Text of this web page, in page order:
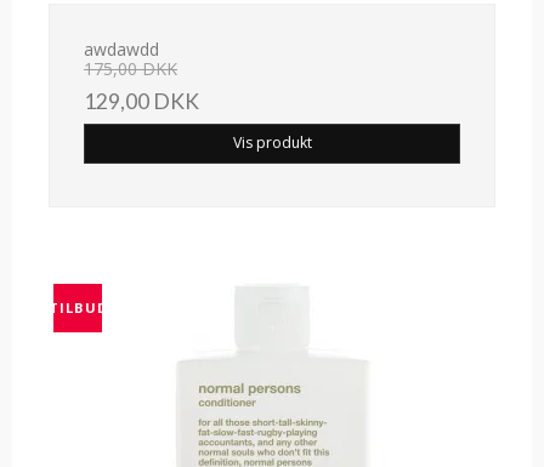
awdawdd
175,00 DKK
129,00 DKK
Vis produkt
TILBUD